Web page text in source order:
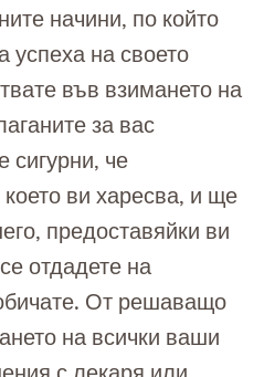
начини, по който
успеха на своето
във взимането на
за вас
сигурни, че
ви харесва, и ще
предоставяйки ви
отдадете на
От решаващо
на всички ваши